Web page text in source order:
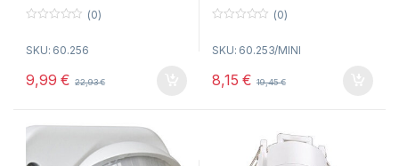
u
f
(0)
SKU: 60.256
9,99€ 22,93€
u
f
(0)
SKU: 60.253/MINI
8,15€ 19,45€